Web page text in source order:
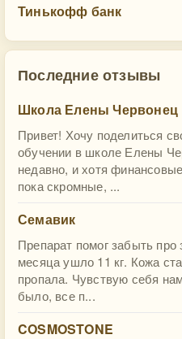
Тинькофф банк
Последние отзывы
Школа Елены Червонец
Привет! Хочу поделиться
обучении в школе Елены
недавно, и хотя
пока скромные, ...
Семавик
Препарат помог забыть про
месяца ушло 11 кг. Кожа
пропала. Чувствую себя
было, все п...
COSMOSTONE